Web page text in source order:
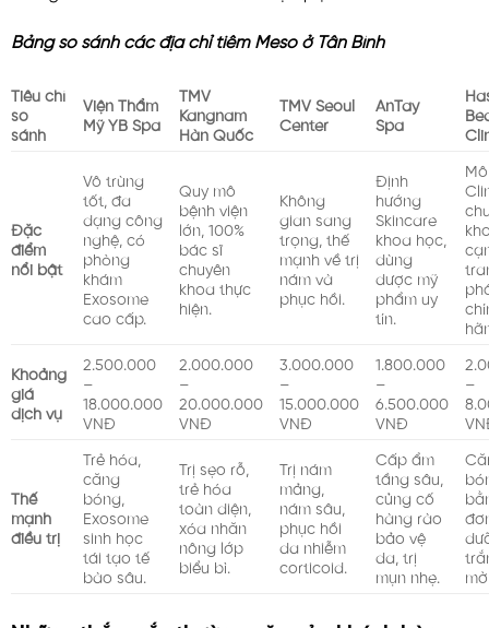
Bảng so sánh các địa chỉ tiêm Meso ở Tân Bình
Tiêu chí
so
sánh
Viện Thẩm
Mỹ YB Spa
TMV
Kangnam
Hàn Quốc
TMV Seoul
Center
AnTay
Spa
Đặc
điểm
nổi bật
Vô trùng
tốt, đa
dạng công
nghệ, có
phòng
khám
Exosome
cao cấp.
Quy mô
bệnh viện
lớn, 100%
bác sĩ
chuyên
khoa thực
hiện.
Không
gian sang
trọng, thế
mạnh về trị
nám và
phục hồi.
Định
hướng
Skincare
khoa học,
dùng
dược mỹ
phẩm uy
tín.
Khoảng
giá
dịch vụ
2.500.000
–
18.000.000
VNĐ
2.000.000
–
20.000.000
VNĐ
3.000.000
–
15.000.000
VNĐ
1.800.000
–
6.500.000
VNĐ
–
Thế
mạnh
điều trị
Trẻ hóa,
căng
bóng,
Exosome
sinh học
tái tạo tế
bào sâu.
Trị sẹo rỗ,
trẻ hóa
toàn diện,
xóa nhăn
nông lớp
biểu bì.
Trị nám
mảng,
nám sâu,
phục hồi
da nhiễm
corticoid.
Cấp ẩm
tầng sâu,
củng cố
hàng rào
bảo vệ
da, trị
mụn nhẹ.